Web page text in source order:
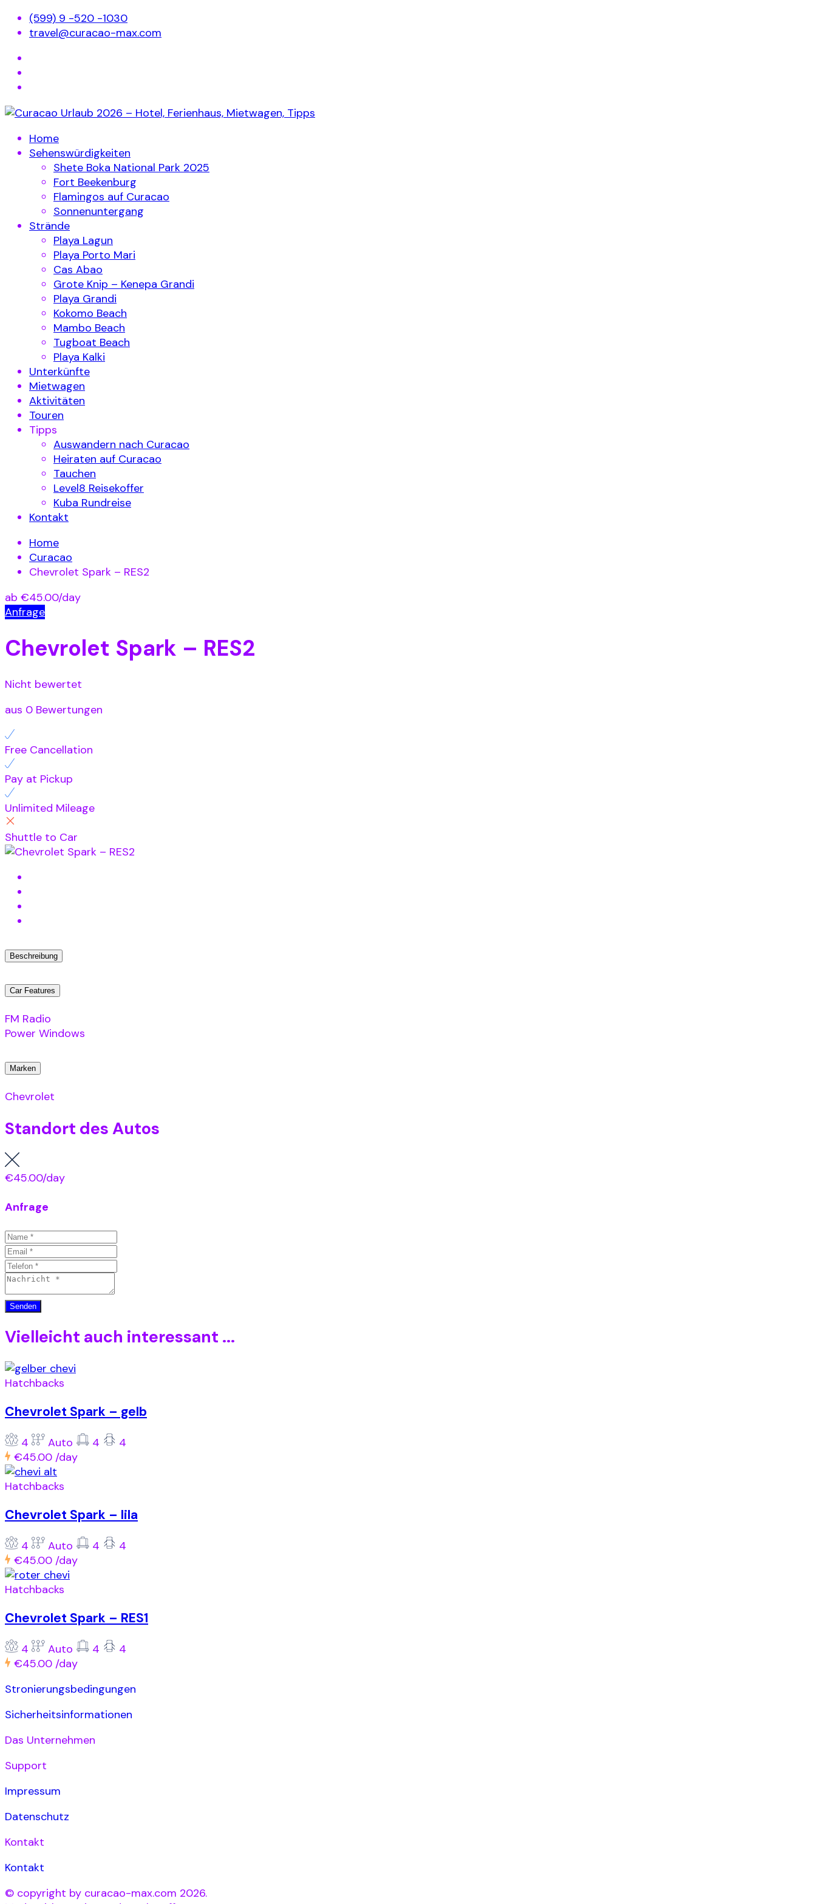
(599) 9 -520 -1030
travel@curacao-max.com
Home
Sehenswürdigkeiten
Shete Boka National Park 2025
Fort Beekenburg
Flamingos auf Curacao
Sonnenuntergang
Strände
Playa Lagun
Playa Porto Mari
Cas Abao
Grote Knip – Kenepa Grandi
Playa Grandi
Kokomo Beach
Mambo Beach
Tugboat Beach
Playa Kalki
Unterkünfte
Mietwagen
Aktivitäten
Touren
Tipps
Auswandern nach Curacao
Heiraten auf Curacao
Tauchen
Level8 Reisekoffer
Kuba Rundreise
Kontakt
Home
Curacao
Chevrolet Spark – RES2
ab €45.00/day
Anfrage
Chevrolet Spark – RES2
Nicht bewertet
aus 0 Bewertungen
Free Cancellation
Pay at Pickup
Unlimited Mileage
Shuttle to Car
Beschreibung
Car Features
FM Radio
Power Windows
Marken
Chevrolet
Standort des Autos
€45.00/day
Anfrage
Vielleicht auch interessant ...
Hatchbacks
Chevrolet Spark – gelb
4 Auto 4
4
€45.00 /day
Hatchbacks
Chevrolet Spark – lila
4 Auto 4
4
€45.00 /day
Hatchbacks
Chevrolet Spark – RES1
4 Auto 4
4
€45.00 /day
Stronierungsbedingungen
Sicherheitsinformationen
Das Unternehmen
Support
Impressum
Datenschutz
Kontakt
Kontakt
© copyright by curacao-max.com 2026.